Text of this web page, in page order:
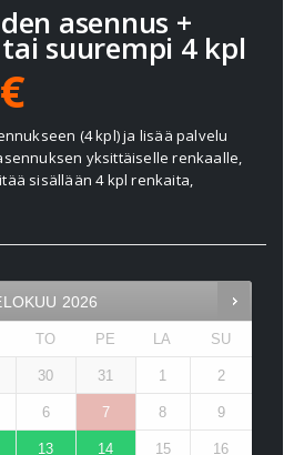
asennus +
suurempi 4 kpl
(4 kpl) ja lisää palvelu
yksittäiselle renkaalle,
sisällään 4 kpl renkaita,
2026
TO PE LA SU
30 31 1 2
6 7 8 9
13 14 15 16